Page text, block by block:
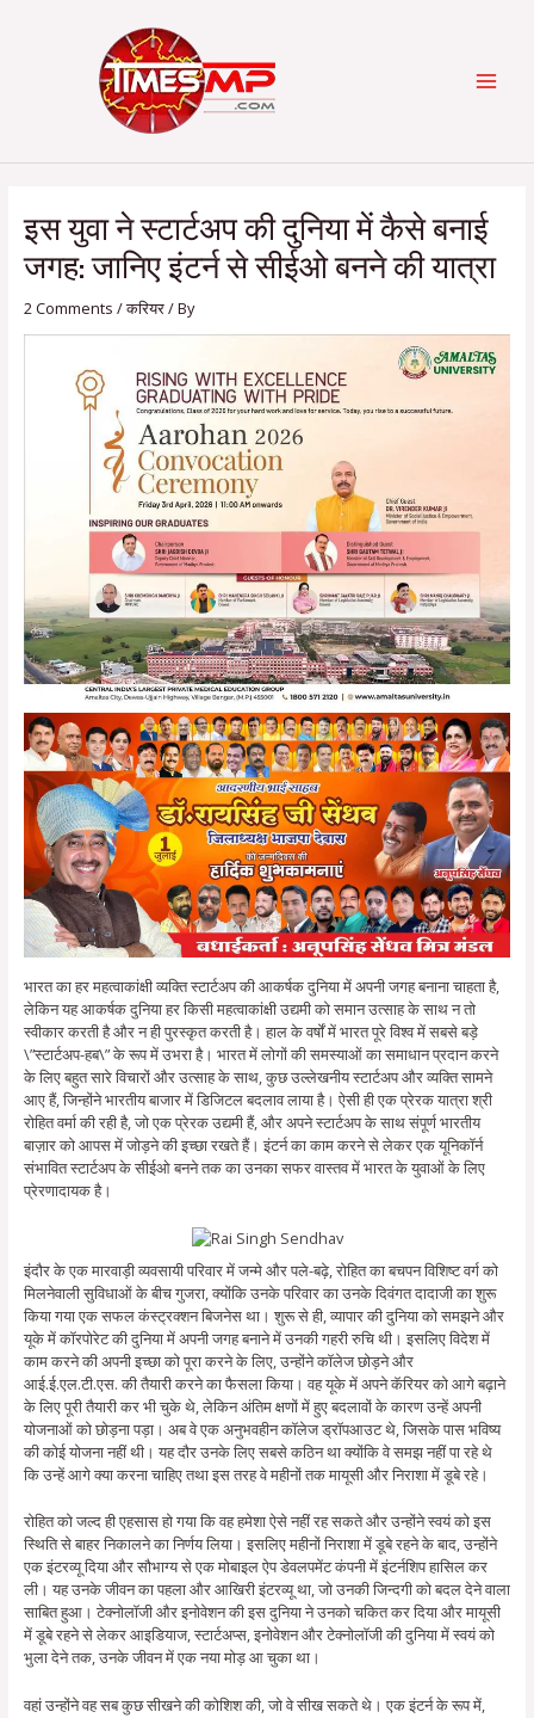
इस युवा ने स्टार्टअप की दुनिया में कैसे बनाई
जगह: जानिए इंटर्न से सीईओ बनने की यात्रा
2 Comments /करियर/ By
भारत का हर महत्वाकांक्षी व्यक्ति स्टार्टअप की आकर्षक दुनिया में अपनी जगह बनाना चाहता है,
लेकिन यह आकर्षक दुनिया हर किसी महत्वाकांक्षी उद्यमी को समान उत्साह के साथ न तो
स्वीकार करती है और न ही पुरस्कृत करती है। हाल के वर्षों में भारत पूरे विश्व में सबसे बड़े
\”स्टार्टअप-हब\” के रूप में उभरा है। भारत में लोगों की समस्याओं का समाधान प्रदान करने
के लिए बहुत सारे विचारों और उत्साह के साथ, कुछ उल्लेखनीय स्टार्टअप और व्यक्ति सामने
आए हैं, जिन्होंने भारतीय बाजार में डिजिटल बदलाव लाया है। ऐसी ही एक प्रेरक यात्रा श्री
रोहित वर्मा की रही है, जो एक प्रेरक उद्यमी हैं, और अपने स्टार्टअप के साथ संपूर्ण भारतीय
बाज़ार को आपस में जोड़ने की इच्छा रखते हैं। इंटर्न का काम करने से लेकर एक यूनिकॉर्न
संभावित स्टार्टअप के सीईओ बनने तक का उनका सफर वास्तव में भारत के युवाओं के लिए
प्रेरणादायक है।
इंदौर के एक मारवाड़ी व्यवसायी परिवार में जन्मे और पले-बढ़े, रोहित का बचपन विशिष्ट वर्ग को
मिलनेवाली सुविधाओं के बीच गुजरा, क्योंकि उनके परिवार का उनके दिवंगत दादाजी का शुरू
किया गया एक सफल कंस्ट्रक्शन बिजनेस था। शुरू से ही, व्यापार की दुनिया को समझने और
यूके में कॉरपोरेट की दुनिया में अपनी जगह बनाने में उनकी गहरी रुचि थी। इसलिए विदेश में
काम करने की अपनी इच्छा को पूरा करने के लिए, उन्होंने कॉलेज छोड़ने और
आई.ई.एल.टी.एस. की तैयारी करने का फैसला किया। वह यूके में अपने कॅरियर को आगे बढ़ाने
के लिए पूरी तैयारी कर भी चुके थे, लेकिन अंतिम क्षणों में हुए बदलावों के कारण उन्हें अपनी
योजनाओं को छोड़ना पड़ा। अब वे एक अनुभवहीन कॉलेज ड्रॉपआउट थे, जिसके पास भविष्य
की कोई योजना नहीं थी। यह दौर उनके लिए सबसे कठिन था क्योंकि वे समझ नहीं पा रहे थे
कि उन्हें आगे क्या करना चाहिए तथा इस तरह वे महीनों तक मायूसी और निराशा में डूबे रहे।
रोहित को जल्द ही एहसास हो गया कि वह हमेशा ऐसे नहीं रह सकते और उन्होंने स्वयं को इस
स्थिति से बाहर निकालने का निर्णय लिया। इसलिए महीनों निराशा में डूबे रहने के बाद, उन्होंने
एक इंटरव्यू दिया और सौभाग्य से एक मोबाइल ऐप डेवलपमेंट कंपनी में इंटर्नशिप हासिल कर
ली। यह उनके जीवन का पहला और आखिरी इंटरव्यू था, जो उनकी जिन्दगी को बदल देने वाला
साबित हुआ। टेक्नोलॉजी और इनोवेशन की इस दुनिया ने उनको चकित कर दिया और मायूसी
में डूबे रहने से लेकर आइडियाज, स्टार्टअप्स, इनोवेशन और टेक्नोलॉजी की दुनिया में स्वयं को
भुला देने तक, उनके जीवन में एक नया मोड़ आ चुका था।
वहां उन्होंने वह सब कुछ सीखने की कोशिश की, जो वे सीख सकते थे। एक इंटर्न के रूप में,
navigation